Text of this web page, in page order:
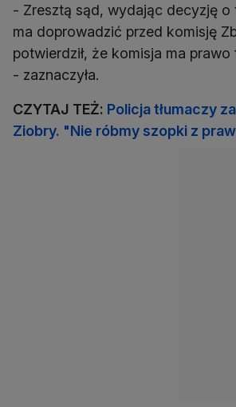
- Zresztą sąd, wydając decyzję o
ma doprowadzić przed komisję
potwierdził, że komisja ma
- zaznaczyła.
CZYTAJ TEŻ: Policja tłumaczy
Ziobry. "Nie róbmy szopki z